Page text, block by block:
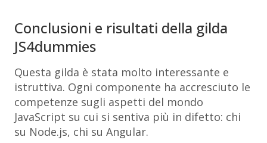
Conclusioni e risultati della gilda
JS4dummies
Questa gilda è stata molto interessante e
istruttiva. Ogni componente ha accresciuto le
competenze sugli aspetti del mondo
JavaScript su cui si sentiva più in difetto: chi
su Node.js, chi su Angular.